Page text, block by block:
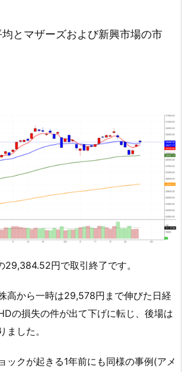
とマザーズおよび新興市場の市
円で取引終了です。
高から一時は29,578円まで伸びた日経
の損失の件が出て下げに転じ、後場は
ました。
ックが起きる1年前にも同様の事例(アメ